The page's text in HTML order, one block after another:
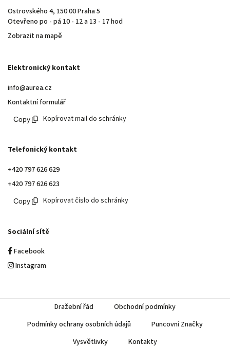
Ostrovského 4, 150 00 Praha 5
Otevřeno po - pá 10 - 12 a 13 - 17 hod
Zobrazit na mapě
Elektronický kontakt
info@aurea.cz
Kontaktní formulář
Kopírovat mail do schránky
Telefonický kontakt
+420 797 626 629
+420 797 626 623
Kopírovat číslo do schránky
Sociální sítě
Facebook
Instagram
Dražební řád
Obchodní podmínky
Podmínky ochrany osobních údajů
Puncovní Značky
Vysvětlivky
Kontakty